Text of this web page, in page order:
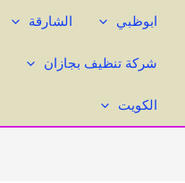
ابوظبي الشارقة
شركة تنظيف بجازان
الكويت